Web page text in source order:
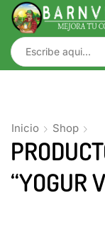
Inicio Shop
“YOGUR